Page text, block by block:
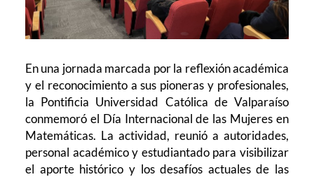
En una jornada marcada por la reflexión académica
y el reconocimiento a sus pioneras y profesionales,
la Pontificia Universidad Católica de Valparaíso
conmemoró el Día Internacional de las Mujeres en
Matemáticas. La actividad, reunió a autoridades,
personal académico y estudiantado para visibilizar
el aporte histórico y los desafíos actuales de las